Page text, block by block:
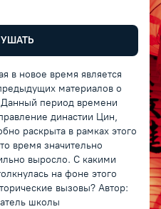
в новое время является
материалов о
Данный период времени
династии Цин,
раскрыта в рамках этого
время значительно
выросло. С какими
на фоне этого
вызовы? Автор:
школы